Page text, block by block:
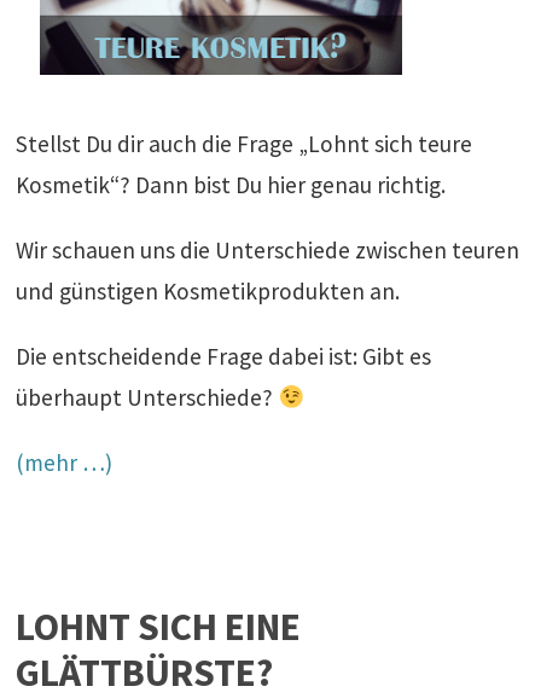
Stellst Du dir auch die Frage „Lohnt sich teure
Kosmetik“? Dann bist Du hier genau richtig.
Wir schauen uns die Unterschiede zwischen teuren
und günstigen Kosmetikprodukten an.
Die entscheidende Frage dabei ist: Gibt es
überhaupt Unterschiede?
(mehr …)
LOHNT SICH EINE
GLÄTTBÜRSTE?